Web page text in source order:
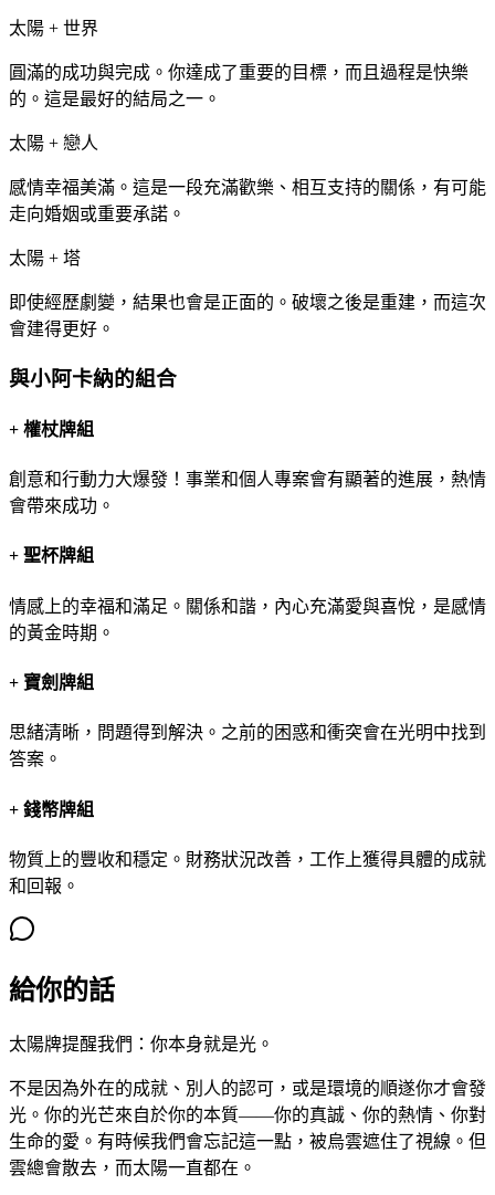
太陽 + 世界
圓滿的成功與完成。你達成了重要的目標，而且過程是快樂
的。這是最好的結局之一。
太陽 + 戀人
感情幸福美滿。這是一段充滿歡樂、相互支持的關係，有可能
走向婚姻或重要承諾。
太陽 + 塔
即使經歷劇變，結果也會是正面的。破壞之後是重建，而這次
會建得更好。
與小阿卡納的組合
+ 權杖牌組
創意和行動力大爆發！事業和個人專案會有顯著的進展，熱情
會帶來成功。
+ 聖杯牌組
情感上的幸福和滿足。關係和諧，內心充滿愛與喜悅，是感情
的黃金時期。
+ 寶劍牌組
思緒清晰，問題得到解決。之前的困惑和衝突會在光明中找到
答案。
+ 錢幣牌組
物質上的豐收和穩定。財務狀況改善，工作上獲得具體的成就
和回報。
給你的話
太陽牌提醒我們：你本身就是光。
不是因為外在的成就、別人的認可，或是環境的順遂你才會發
光。你的光芒來自於你的本質——你的真誠、你的熱情、你對
生命的愛。有時候我們會忘記這一點，被烏雲遮住了視線。但
雲總會散去，而太陽一直都在。